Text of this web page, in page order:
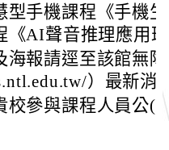
型手機課程《手機
《AI聲音推理應用
海報請逕至該館無
）最新消
校參與課程人員公(